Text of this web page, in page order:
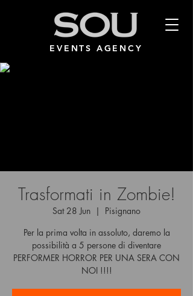
EVENTS AGENCY
Trasformati in Zombie!
Sat 28 Jun
  |
Pisignano
Per la prima volta in assoluto, daremo la
possibilità a 5 persone di diventare
PERFORMER HORROR PER UNA SERA CON
NOI !!!!